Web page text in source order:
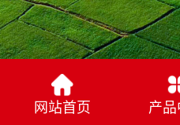
网站首页 产